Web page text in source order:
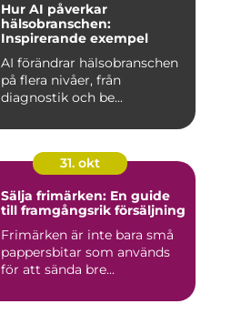
Hur AI påverkar
hälsobranschen:
Inspirerande exempel
AI förändrar hälsobranschen
på flera nivåer, från
diagnostik och be...
31. okt
Sälja frimärken: En guide
till framgångsrik försäljning
Frimärken är inte bara små
pappersbitar som används
för att sända bre...